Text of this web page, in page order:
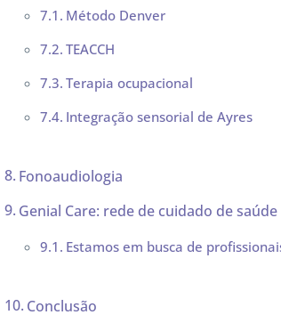
Método Denver
TEACCH
Terapia ocupacional
Integração sensorial de Ayres
Fonoaudiologia
Genial Care: rede de cuidado de
Estamos em busca de
Conclusão